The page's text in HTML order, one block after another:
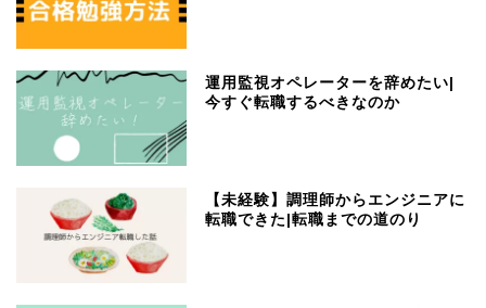
運用監視オペレーターを辞めたい|
今すぐ転職するべきなのか
【未経験】調理師からエンジニアに
転職できた|転職までの道のり